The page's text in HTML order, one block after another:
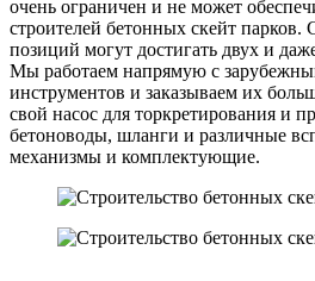
очень ограничен и не может
строителей бетонных скейт парков.
позиций могут достигать двух и
Мы работаем напрямую с
инструментов и заказываем их
свой насос для торкретирования и
бетоноводы, шланги и различные
механизмы и комплектующие.